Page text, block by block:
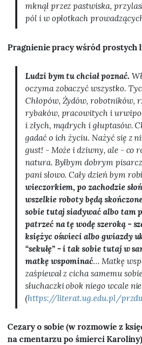
mknął przez pastwiska,
pól i w opłotkach
Pragnienie pracy wśród prostych
Ludzi bym tu chciał poznać.
oczyma zobaczyć wszystko.
Chłopów, Żydów, robotników,
rybaków, pracowitych i
i złych, mądrych i głuptasów.
gadać o ich życiu. Nażyć się z
gust! - Może i dziwny, ale - co
natura. Byłbym dobrym
pani słowo. Cały dzień bym
wieczorkiem, po zachodzie
wszelkie roboty będą
sobie tutaj siadywać albo tam
patrzeć na tę wodę szeroką -
księżyc oświeci albo gwiazdy
“sekułę” - i tak sobie tutaj w
matkę wspominać… Matkę
zaśpiewał z cicha samemu
słuchaczki obok niego wcale nie
(https://literat.ug.edu.pl/
Cezary o sobie (w rozmowie z
na cmentarzu po śmierci Karoliny)